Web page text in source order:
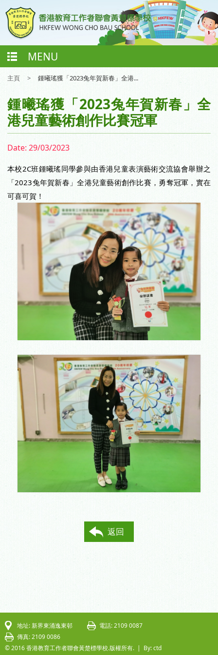
MENU
主頁 > 鍾曦瑤獲「2023兔年賀新春」全港...
鍾曦瑤獲「2023兔年賀新春」全
港兒童藝術創作比賽冠軍
Date: 29/03/2023
本校2C班鍾曦瑤同學參與由香港兒童表演藝術交流協會舉辦之
「2023兔年賀新春」全港兒童藝術創作比賽，勇奪冠軍，實在
可喜可賀！
返回
地址: 新界東涌逸東邨
電話: 2109 0087
傳真: 2109 0086
© 2016 香港教育工作者聯會黃楚標學校.版權所有. | By: ctd